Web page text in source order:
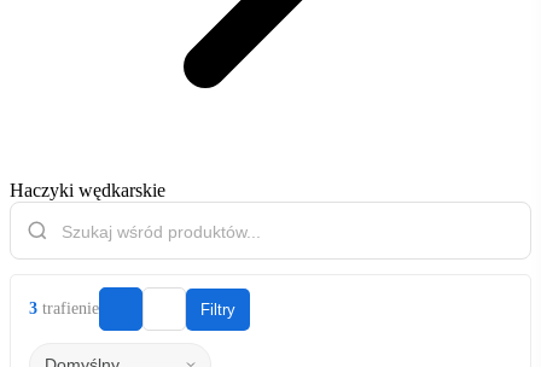
Haczyki wędkarskie
3 trafienie Filtry